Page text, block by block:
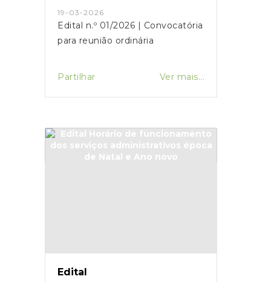
19-03-2026
Edital n.º 01/2026 | Convocatória
para reunião ordinária
Partilhar Ver mais...
Edital